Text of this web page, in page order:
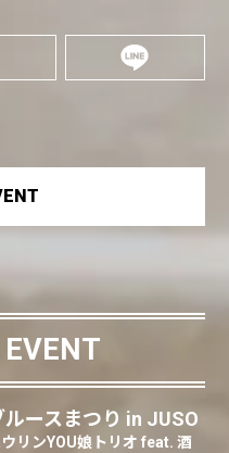
EVENT
ルースまつり in JUSO
リンYOU娘トリオ feat. 酒